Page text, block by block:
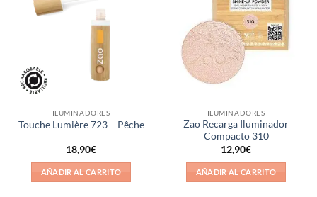
ILUMINADORES
Touche Lumière 723 – Pêche
18,90€
AÑADIR AL CARRITO
lista de
deseos
ILUMINADORES
Zao Recarga Iluminador
Compacto 310
12,90€
AÑADIR AL CARRITO